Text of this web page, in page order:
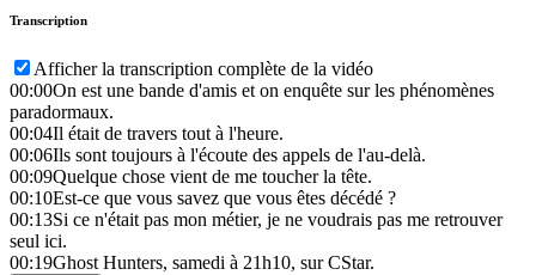
Transcription
Afficher la transcription complète de la vidéo
00:00On est une bande d'amis et on enquête sur les phénomènes
paradormaux.
00:04Il était de travers tout à l'heure.
00:06Ils sont toujours à l'écoute des appels de l'au-delà.
00:09Quelque chose vient de me toucher la tête.
00:10Est-ce que vous savez que vous êtes décédé ?
00:13Si ce n'était pas mon métier, je ne voudrais pas me retrouver
seul ici.
00:19Ghost Hunters, samedi à 21h10, sur CStar.